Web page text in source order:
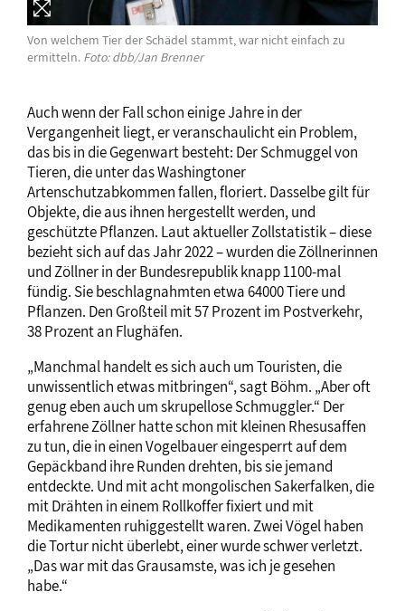
Von welchem Tier der Schädel stammt, war nicht einfach zu
ermitteln. Foto: dbb/Jan Brenner
Auch wenn der Fall schon einige Jahre in der
Vergangenheit liegt, er veranschaulicht ein Problem,
das bis in die Gegenwart besteht: Der Schmuggel von
Tieren, die unter das Washingtoner
Artenschutzabkommen fallen, floriert. Dasselbe gilt für
Objekte, die aus ihnen hergestellt werden, und
geschützte Pflanzen. Laut aktueller Zollstatistik – diese
bezieht sich auf das Jahr 2022 – wurden die Zöllnerinnen
und Zöllner in der Bundesrepublik knapp 1100-mal
fündig. Sie beschlagnahmten etwa 64000 Tiere und
Pflanzen. Den Großteil mit 57 Prozent im Postverkehr,
38 Prozent an Flughäfen.
„Manchmal handelt es sich auch um Touristen, die
unwissentlich etwas mitbringen“, sagt Böhm. „Aber oft
genug eben auch um skrupellose Schmuggler.“ Der
erfahrene Zöllner hatte schon mit kleinen Rhesusaffen
zu tun, die in einen Vogelbauer eingesperrt auf dem
Gepäckband ihre Runden drehten, bis sie jemand
entdeckte. Und mit acht mongolischen Sakerfalken, die
mit Drähten in einem Rollkoffer fixiert und mit
Medikamenten ruhiggestellt waren. Zwei Vögel haben
die Tortur nicht überlebt, einer wurde schwer verletzt.
„Das war mit das Grausamste, was ich je gesehen
habe.“